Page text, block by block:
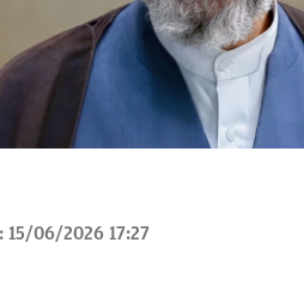
15/06/2026 17:27